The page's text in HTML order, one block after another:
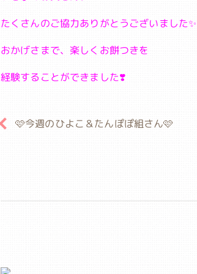
たくさんのご協力ありがとうございました✨
おかげさまで、楽しくお餅つきを
経験することができました❣️
🩷今週のひよこ＆たんぽぽ組さん🩷